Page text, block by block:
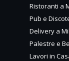
Ristoranti a
Pub e
Delivery a
Palestre e
Lavori in